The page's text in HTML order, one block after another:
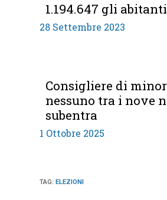
1.194.647 gli
28 Settembre 2023
Consigliere di
nessuno tra i nove
subentra
1 Ottobre 2025
TAG: ELEZIONI